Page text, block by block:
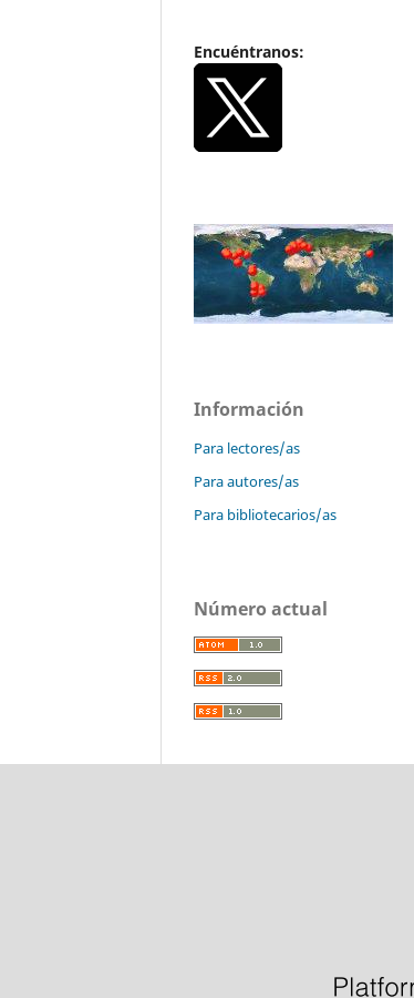
Encuéntranos:
Información
Para lectores/as
Para autores/as
Para bibliotecarios/as
Número actual